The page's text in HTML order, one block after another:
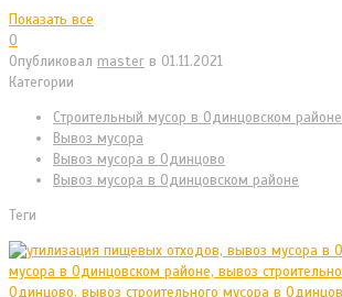
Показать все
0
Опубликовал master в 01.11.2021
Категории
Cтроительный мусор в Одинцовском районе
Вывоз мусора
Вывоз мусора в Одинцово
Вывоз мусора в Одинцовском районе
Теги